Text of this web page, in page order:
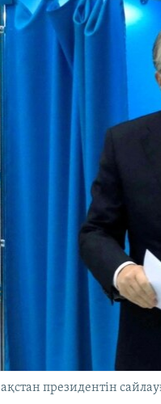
президентін